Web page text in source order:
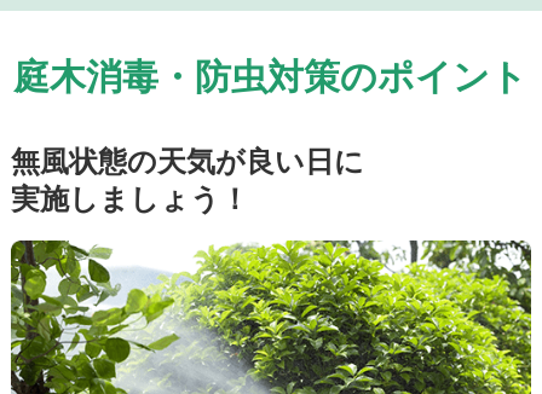
庭木消毒・防虫対策のポイント
無風状態の天気が良い日に
実施しましょう！